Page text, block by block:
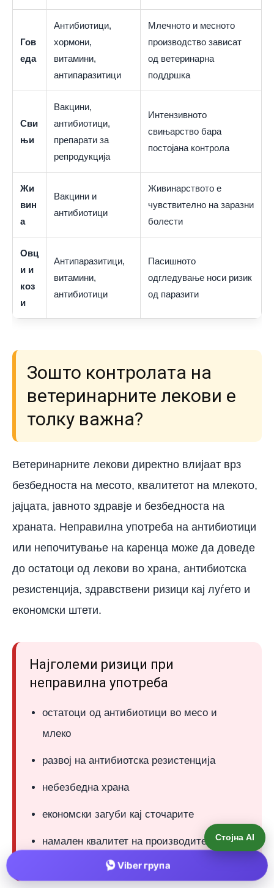
Гов
еда
Антибиотици,
хормони,
витамини,
антипаразитици
Млечното и месното
производство зависат
од ветеринарна
поддршка
Сви
њи
Вакцини,
антибиотици,
препарати за
репродукција
Интензивното
свињарство бара
постојана контрола
Жи
вин
а
Вакцини и
антибиотици
Живинарството е
чувствително на заразни
болести
Овц
и и
коз
и
Антипаразитици,
витамини,
антибиотици
Пасишното
одгледување носи ризик
од паразити
Зошто контролата на
ветеринарните лекови е
толку важна?
Ветеринарните лекови директно влијаат врз
безбедноста на месото, квалитетот на млекото,
јајцата, јавното здравје и безбедноста на
храната. Неправилна употреба на антибиотици
или непочитување на каренца може да доведе
до остатоци од лекови во храна, антибиотска
резистенција, здравствени ризици кај луѓето и
економски штети.
Најголеми ризици при
неправилна употреба
остатоци од антибиотици во месо и
млеко
развој на антибиотска резистенција
небезбедна храна
економски загуби кај сточарите
намален квалитет на производите Стојна AI
Viber група